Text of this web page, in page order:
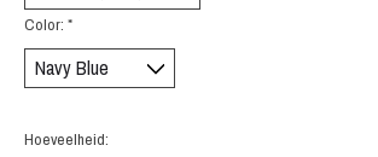
Color: *
Hoeveelheid: